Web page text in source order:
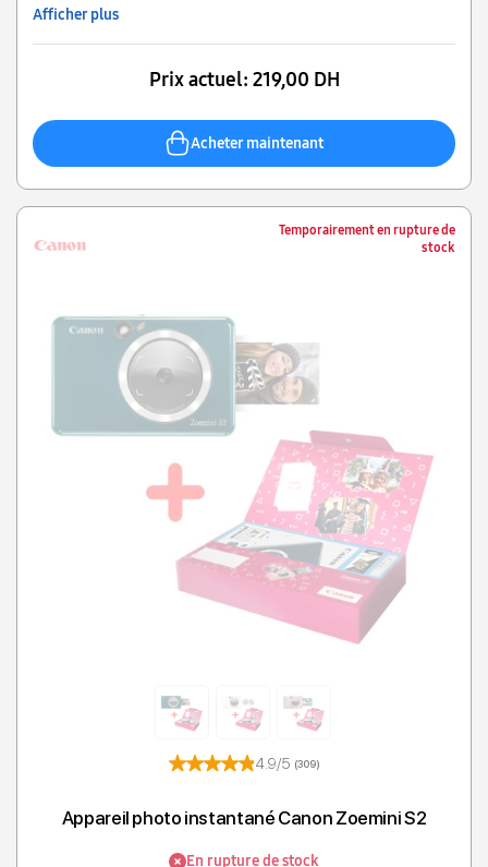
Afficher plus
Prix actuel: 219,00 DH
Acheter maintenant
Temporairement en rupture de
stock
4.9/5 (309)
Appareil photo instantané Canon Zoemini S2
En rupture de stock